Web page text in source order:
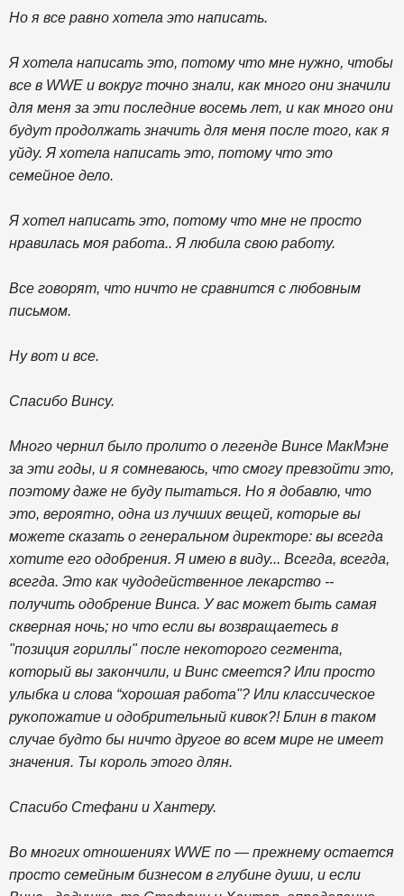
Но я все равно хотела это написать.
Я хотела написать это, потому что мне нужно, чтобы
все в WWE и вокруг точно знали, как много они значили
для меня за эти последние восемь лет, и как много они
будут продолжать значить для меня после того, как я
уйду. Я хотела написать это, потому что это
семейное дело.
Я хотел написать это, потому что мне не просто
нравилась моя работа.. Я любила свою работу.
Все говорят, что ничто не сравнится с любовным
письмом.
Ну вот и все.
Спасибо Винсу.
Много чернил было пролито о легенде Винсе МакМэне
за эти годы, и я сомневаюсь, что смогу превзойти это,
поэтому даже не буду пытаться. Но я добавлю, что
это, вероятно, одна из лучших вещей, которые вы
можете сказать о генеральном директоре: вы всегда
хотите его одобрения. Я имею в виду... Всегда, всегда,
всегда. Это как чудодейственное лекарство --
получить одобрение Винса. У вас может быть самая
скверная ночь; но что если вы возвращаетесь в
"позиция гориллы" после некоторого сегмента,
который вы закончили, и Винс смеется? Или просто
улыбка и слова “хорошая работа"? Или классическое
рукопожатие и одобрительный кивок?! Блин в таком
случае будто бы ничто другое во всем мире не имеет
значения. Ты король этого длян.
Спасибо Стефани и Хантеру.
Во многих отношениях WWE по — прежнему остается
просто семейным бизнесом в глубине души, и если